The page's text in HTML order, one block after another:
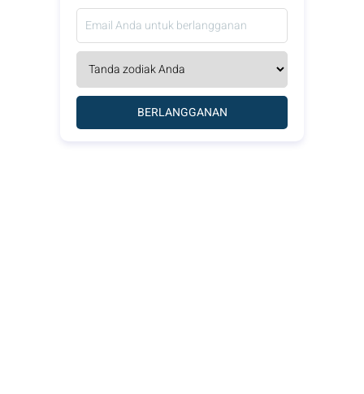
BERLANGGANAN